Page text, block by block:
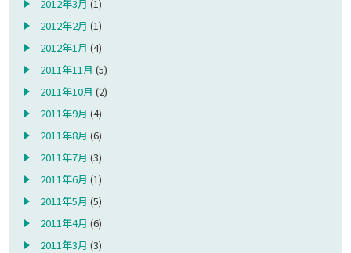
2012年3月 (1)
2012年2月 (1)
2012年1月 (4)
2011年11月 (5)
2011年10月 (2)
2011年9月 (4)
2011年8月 (6)
2011年7月 (3)
2011年6月 (1)
2011年5月 (5)
2011年4月 (6)
2011年3月 (3)